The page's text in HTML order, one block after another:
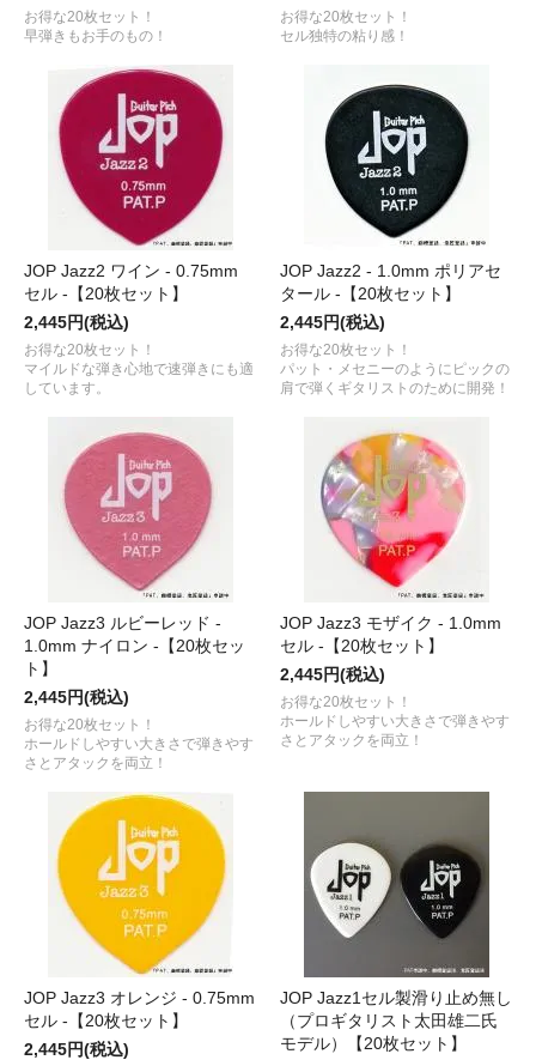
お得な20枚セット！
早弾きもお手のもの！
お得な20枚セット！
セル独特の粘り感！
JOP Jazz2 ワイン - 0.75mm
セル -【20枚セット】
2,445円(税込)
お得な20枚セット！
マイルドな弾き心地で速弾きにも適
しています。
JOP Jazz2 - 1.0mm ポリアセ
タール -【20枚セット】
2,445円(税込)
お得な20枚セット！
パット・メセニーのようにピックの
肩で弾くギタリストのために開発！
JOP Jazz3 ルビーレッド -
1.0mm ナイロン -【20枚セッ
ト】
2,445円(税込)
お得な20枚セット！
ホールドしやすい大きさで弾きやす
さとアタックを両立！
JOP Jazz3 モザイク - 1.0mm
セル -【20枚セット】
2,445円(税込)
お得な20枚セット！
ホールドしやすい大きさで弾きやす
さとアタックを両立！
JOP Jazz3 オレンジ - 0.75mm
セル -【20枚セット】
2,445円(税込)
JOP Jazz1セル製滑り止め無し
（プロギタリスト太田雄二氏
モデル）【20枚セット】